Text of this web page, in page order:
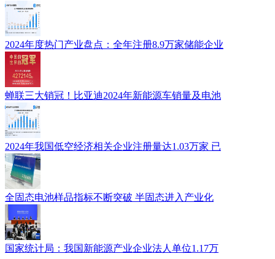
2024年度热门产业盘点：全年注册8.9万家储能企业
蝉联三大销冠！比亚迪2024年新能源车销量及电池
2024年我国低空经济相关企业注册量达1.03万家 已
全固态电池样品指标不断突破 半固态进入产业化
国家统计局：我国新能源产业企业法人单位1.17万